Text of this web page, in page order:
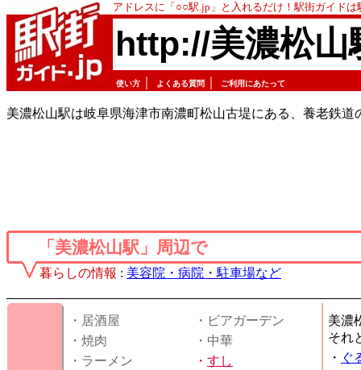
アドレスに「○○駅.jp」と入れるだけ！駅街ガイド
http://美濃松山
使い方 よくある質問 ご利用にあたって
美濃松山駅は岐阜県海津市南濃町松山古堤にある、養老鉄道
「美濃松山駅」周辺で
暮らしの情報 : 美容院・病院・駐車場など
・居酒屋
・ビアガーデン
・焼肉
・中華
・ラーメン
・ すし
美濃
それ
・ ぐ